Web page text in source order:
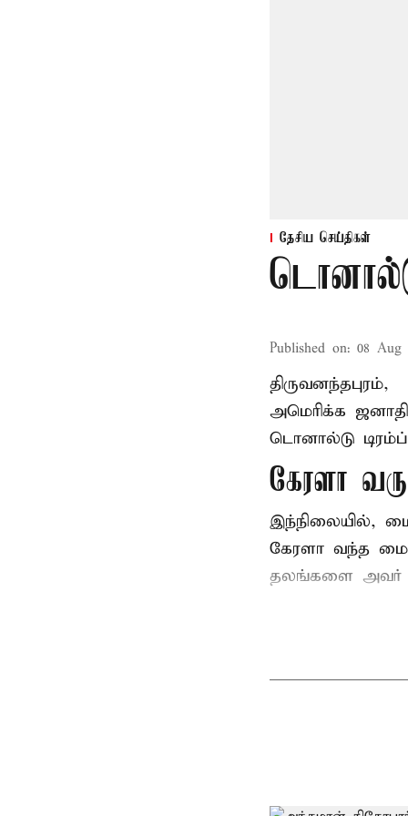
தேசிய செய்திகள்
Published on: 08 Aug
திருவனந்தபுரம்,
அமெரிக்க
டொனால்டு
கேரளா
இந்நிலையில்,
கேரளா வந்த
தலங்களை அவர்